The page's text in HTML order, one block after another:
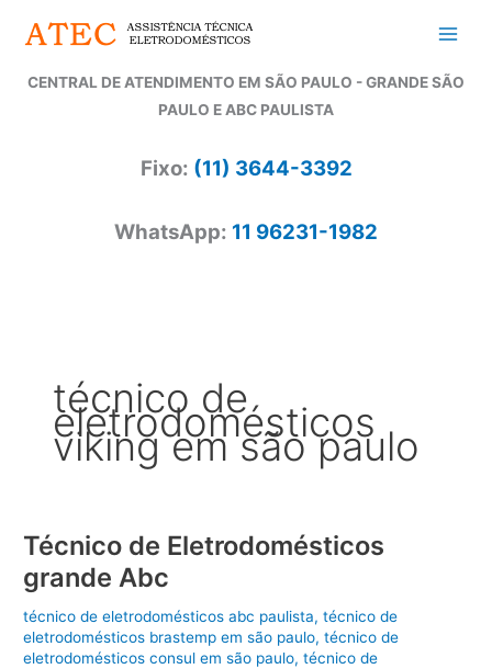
para
conteúdo
CENTRAL DE ATENDIMENTO EM SÃO PAULO - GRANDE SÃO
PAULO E ABC PAULISTA
Fixo: (11) 3644-3392
WhatsApp: 11 96231-1982
técnico de
eletrodomésticos
viking em são paulo
Técnico de Eletrodomésticos
grande Abc
técnico de eletrodomésticos abc paulista,técnico de
eletrodomésticos brastemp em são paulo,técnico de
eletrodomésticos consul em são paulo,técnico de